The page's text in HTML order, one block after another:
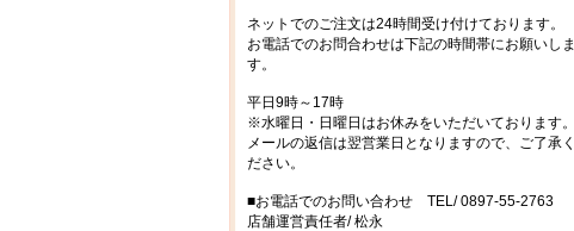
ネットでのご注文は24時間受け付けております。
お電話でのお問合わせは下記の時間帯にお願いしま
す。
平日9時～17時
※水曜日・日曜日はお休みをいただいております。
メールの返信は翌営業日となりますので、ご了承く
ださい。
■お電話でのお問い合わせ TEL/ 0897-55-2763
店舗運営責任者/ 松永